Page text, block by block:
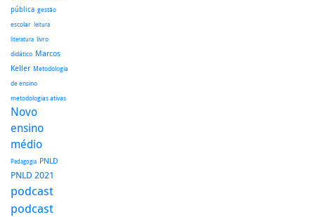
pública gestão
escolar leitura
literatura livro
didático Marcos
Keller Metodologia
de ensino
metodologias ativas
Novo
ensino
médio
Pedagogia PNLD
PNLD 2021
podcast
podcast